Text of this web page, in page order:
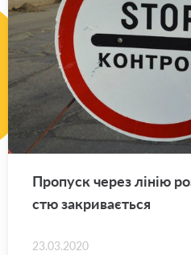
Про­пуск через лінію
стю за­кри­ва­є­ться
23.03.2020